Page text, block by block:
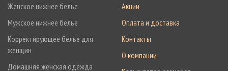
Женское нижнее белье
Мужское нижнее белье
Корректирующее белье для
женщин
Домашняя женская одежда
Акции
Оплата и доставка
Контакты
О компании